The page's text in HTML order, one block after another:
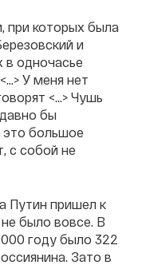
при которых была
и
в одночасье
У меня нет
<...> Чушь
бы
это большое
с собой не
Путин пришел к
было вовсе. В
году было 322
Зато в